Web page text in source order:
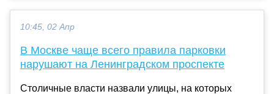
10:45, 02 Апр
В Москве чаще всего правила парковки
нарушают на Ленинградском проспекте
Столичные власти назвали улицы, на которых